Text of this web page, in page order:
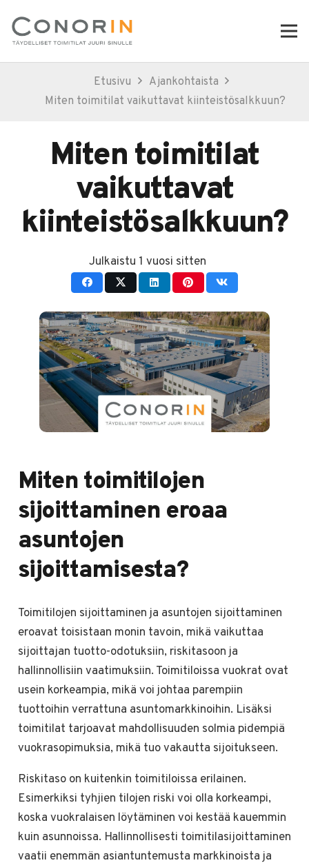
Etusivu
Ajankohtaista
Miten toimitilat vaikuttavat kiinteistösalkkuun?
Miten toimitilat
vaikuttavat
kiinteistösalkkuun?
Julkaistu 1 vuosi sitten
Miten toimitilojen
sijoittaminen eroaa
asuntojen
sijoittamisesta?
Toimitilojen sijoittaminen ja asuntojen sijoittaminen
eroavat toisistaan monin tavoin, mikä vaikuttaa
sijoittajan tuotto-odotuksiin, riskitasoon ja
hallinnollisiin vaatimuksiin. Toimitiloissa vuokrat ovat
usein korkeampia, mikä voi johtaa parempiin
tuottoihin verrattuna asuntomarkkinoihin. Lisäksi
toimitilat tarjoavat mahdollisuuden solmia pidempiä
vuokrasopimuksia, mikä tuo vakautta sijoitukseen.
Riskitaso on kuitenkin toimitiloissa erilainen.
Esimerkiksi tyhjien tilojen riski voi olla korkeampi,
koska vuokralaisen löytäminen voi kestää kauemmin
kuin asunnoissa. Hallinnollisesti toimitilasijoittaminen
vaatii enemmän asiantuntemusta markkinoista ja